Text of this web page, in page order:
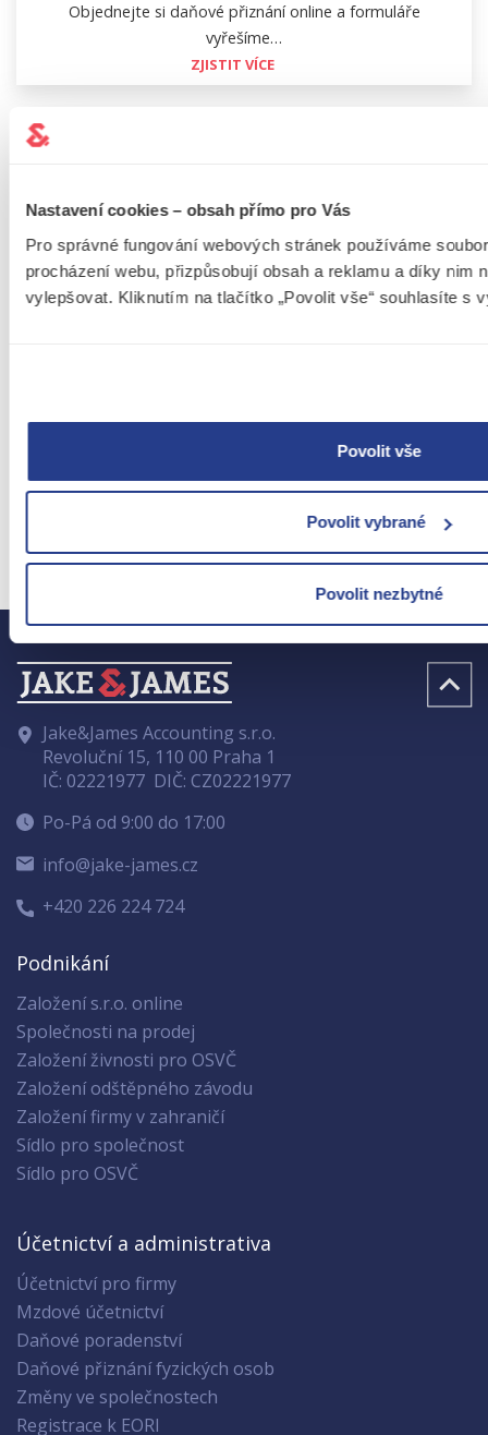
Nastavení cookies – obsah přímo pro Vás
Pro správné fungování webových stránek používáme
procházení webu, přizpůsobují obsah a reklamu a díky nim
vylepšovat. Kliknutím na tlačítko „Povolit vše“ souhlasíte s
Povolit vše
Povolit vybrané
Povolit nezbytné
Objednejte si daňové přiznání online a formuláře
vyřešíme…
ZJISTIT VÍCE
MOHLO BY VÁS TAKÉ
ZAJÍMAT
ÚČETNICTVÍ A DANĚ 5 MINUT
Vám, jak aktuálně fungují daňová pásma a
ukážeme konkrétní příklad výpočtu, kolik Vám
Jake&James Accounting s.r.o.
Revoluční 15, 110 00 Praha 1
IČ: 02221977 DIČ: CZ02221977
Po-Pá od 9:00 do 17:00
info@jake-james.cz
+420 226 224 724
Podnikání
Založení s.r.o. online
Společnosti na prodej
Založení živnosti pro OSVČ
Založení odštěpného závodu
Založení firmy v zahraničí
Sídlo pro společnost
Sídlo pro OSVČ
Účetnictví a administrativa
Účetnictví pro firmy
Mzdové účetnictví
Daňové poradenství
Daňové přiznání fyzických osob
Změny ve společnostech
Registrace k EORI